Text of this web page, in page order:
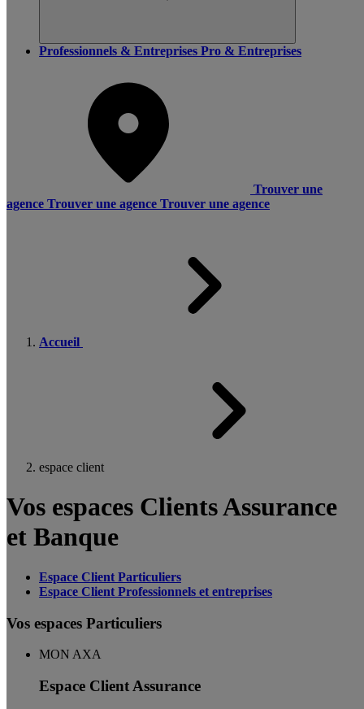
Professionnels & Entreprises Pro & Entreprises
Trouver une
agence Trouver une agence Trouver une agence
Accueil
espace client
Vos espaces Clients Assurance
et Banque
Espace Client Particuliers
Espace Client Professionnels et entreprises
Vos espaces Particuliers
MON AXA
Espace Client Assurance